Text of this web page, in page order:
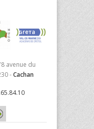
avenue du
-Cachan